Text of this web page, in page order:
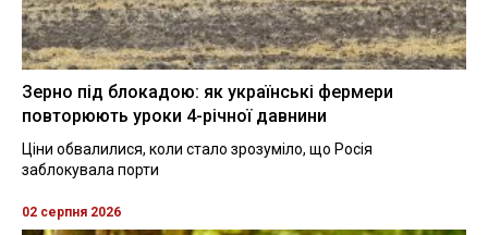
Зерно під блокадою: як українські фермери
повторюють уроки 4-річної давнини
Ціни обвалилися, коли стало зрозуміло, що Росія
заблокувала порти
02 серпня 2026